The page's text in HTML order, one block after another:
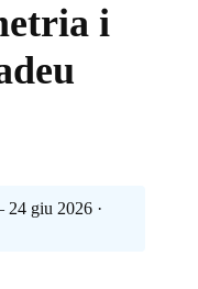
i
24 giu 2026 ·